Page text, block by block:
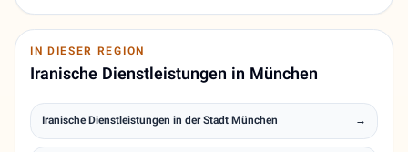
IN DIESER REGION
Iranische Dienstleistungen in München
Iranische Dienstleistungen in der Stadt München →